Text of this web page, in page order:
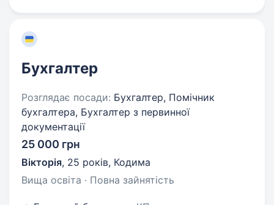
Бухгалтер
Розглядає посади: Бухгалтер, Помічник
бухгалтера, Бухгалтер з первинної
документації
25 000 грн
Вікторія, 25 років, Кодима
Вища освіта · Повна зайнятість